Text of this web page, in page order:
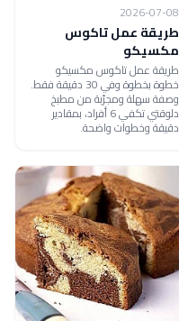
2026-07-08
طريقة عمل تاكوس
مكسيكو
طريقة عمل تاكوس مكسيكو
خطوة بخطوة وفي 30 دقيقة فقط.
وصفة سهلة ومجرّبة من مطبخ
دلوقتي تكفي 6 أفراد، بمقادير
دقيقة وخطوات واضحة.